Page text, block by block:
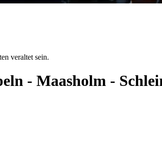
veraltet sein.
- Maasholm -